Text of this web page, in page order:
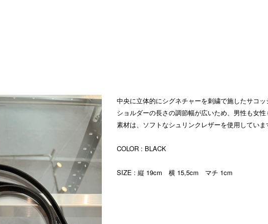
中央に立体的にシグネチャーを刺繍で施したサコッ
ショルダーの長さの調節幅が広いため、男性も女性
素材は、ソフトなシュリンクレザーを使用していま
COLOR : BLACK
SIZE : 縦 19cm 横 15,5cm マチ 1cm